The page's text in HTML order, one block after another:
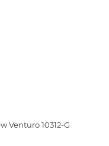
Venturo 10312-G